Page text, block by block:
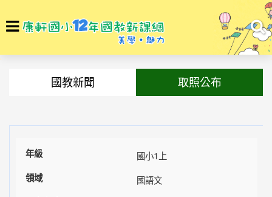
選
國教新聞 取照公布
國小1上
國語文